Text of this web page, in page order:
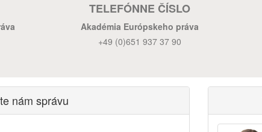
TELEFÓNNE ČÍSLO
Akadémia Európskeho práva
+49 (0)651 937 37 90
nám správu